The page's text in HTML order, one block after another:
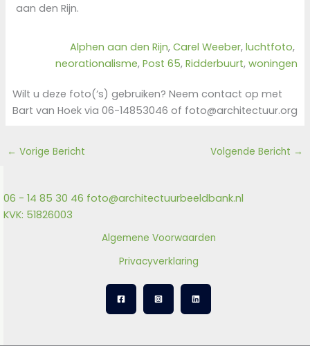
aan den Rijn.
Alphen aan den Rijn, Carel Weeber, luchtfoto
neorationalisme, Post 65, Ridderbuurt, woningen
Wilt u deze foto(‘s) gebruiken? Neem contact op met
Bart van Hoek via 06-14853046 of foto@architectuur.org
← Vorige Bericht Volgende Bericht →
06 - 14 85 30 46 foto@architectuurbeeldbank.nl
KVK: 51826003
Algemene Voorwaarden
Privacyverklaring